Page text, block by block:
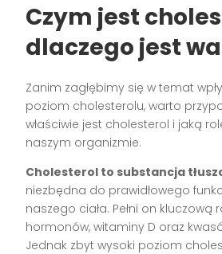
Czym jest
dlaczego jest
Zanim zagłębimy się w temat
poziom cholesterolu, warto
właściwie jest cholesterol i jaką
naszym organizmie.
Cholesterol to substancja
niezbędna do prawidłowego
naszego ciała. Pełni on kluczową
hormonów, witaminy D oraz
Jednak zbyt wysoki poziom